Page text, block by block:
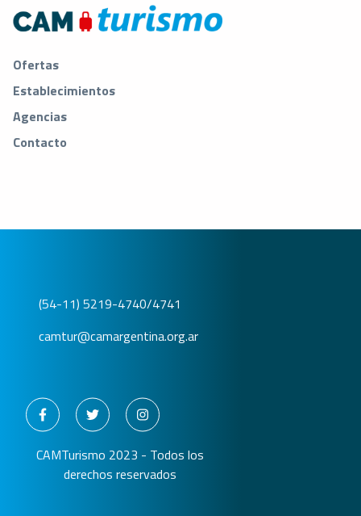
Ofertas
Establecimientos
Agencias
Contacto
(54-11) 5219-4740/4741
camtur@camargentina.org.ar
CAMTurismo 2023 - Todos los
derechos reservados